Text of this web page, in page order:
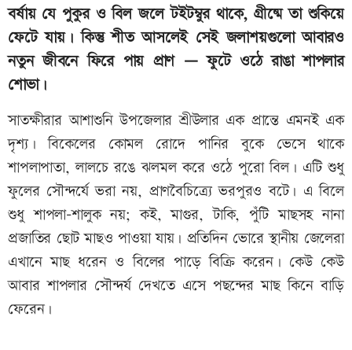
বর্ষায় যে পুকুর ও বিল জলে টইটম্বুর থাকে, গ্রীষ্মে তা শুকিয়ে
ফেটে যায়। কিন্তু শীত আসলেই সেই জলাশয়গুলো আবারও
নতুন জীবনে ফিরে পায় প্রাণ — ফুটে ওঠে রাঙা শাপলার
শোভা।
সাতক্ষীরার আশাশুনি উপজেলার শ্রীউলার এক প্রান্তে এমনই এক
দৃশ্য। বিকেলের কোমল রোদে পানির বুকে ভেসে থাকে
শাপলাপাতা, লালচে রঙে ঝলমল করে ওঠে পুরো বিল। এটি শুধু
ফুলের সৌন্দর্যে ভরা নয়, প্রাণবৈচিত্র্যে ভরপুরও বটে। এ বিলে
শুধু শাপলা-শালুক নয়; কই, মাগুর, টাকি, পুঁটি মাছসহ নানা
প্রজাতির ছোট মাছও পাওয়া যায়। প্রতিদিন ভোরে স্থানীয় জেলেরা
এখানে মাছ ধরেন ও বিলের পাড়ে বিক্রি করেন। কেউ কেউ
আবার শাপলার সৌন্দর্য দেখতে এসে পছন্দের মাছ কিনে বাড়ি
ফেরেন।